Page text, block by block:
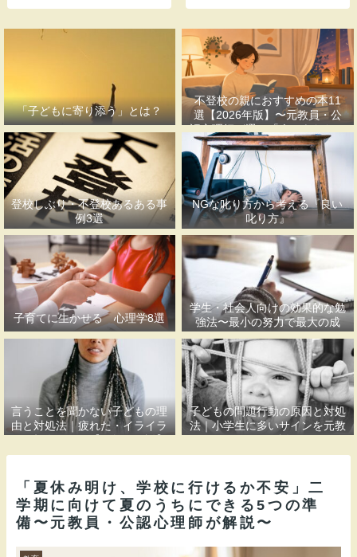
「子どもに寄り添う」とは？
不登校の親におすすめの本11
選【2026年版】〜元教員・公
認心理師が選ぶ「今のあなたに
合う一冊」〜
登校しぶり・不登校あるある事
例3選
NGな叱り方から考える『良い
叱り方』
子育てに生かせる 心理学8選
学生・社会人向けの効果的な勉
強法〜最小の努力で最大の成
果〜
言うことを聞かない子どもの理
由と対処法｜疲れた・イライラ
する親御さんへ【元教員解説】
子どもの問題行動の原因と対処
法｜小学生に多いサインを元教
員が解説
「夏休み明け、学校に行けるか不安」二
学期に向けて夏のうちにできる5つの準
備〜元教員・公認心理師が解説〜